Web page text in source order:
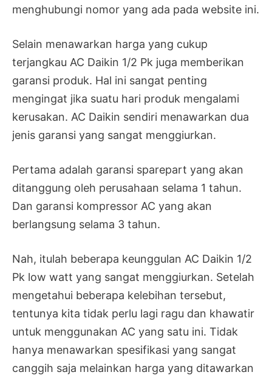
menghubungi nomor yang ada pada website ini.
Selain menawarkan harga yang cukup
terjangkau AC Daikin 1/2 Pk juga memberikan
garansi produk. Hal ini sangat penting
mengingat jika suatu hari produk mengalami
kerusakan. AC Daikin sendiri menawarkan dua
jenis garansi yang sangat menggiurkan.
Pertama adalah garansi sparepart yang akan
ditanggung oleh perusahaan selama 1 tahun.
Dan garansi kompressor AC yang akan
berlangsung selama 3 tahun.
Nah, itulah beberapa keunggulan AC Daikin 1/2
Pk low watt yang sangat menggiurkan. Setelah
mengetahui beberapa kelebihan tersebut,
tentunya kita tidak perlu lagi ragu dan khawatir
untuk menggunakan AC yang satu ini. Tidak
hanya menawarkan spesifikasi yang sangat
canggih saja melainkan harga yang ditawarkan